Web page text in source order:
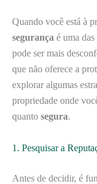
Quando você está à
segurança é uma
pode ser mais
que não oferece a
explorar algumas
propriedade onde
quanto segura.
1. Pesquisar a
Antes de decidir, é